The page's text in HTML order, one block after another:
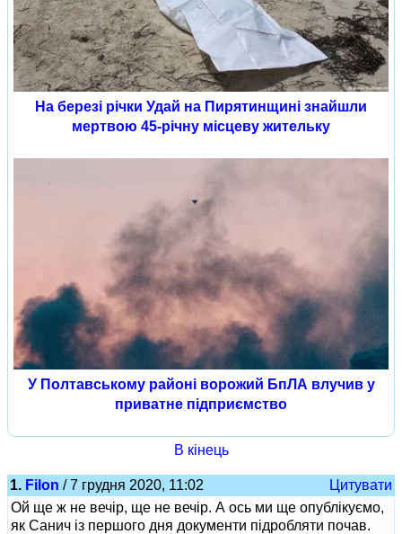
На березі річки Удай на Пирятинщині знайшли
мертвою 45-річну місцеву жительку
У Полтавському районі ворожий БпЛА влучив у
приватне підприємство
В кінець
1. Filon / 7 грудня 2020, 11:02
Цитувати
Ой ще ж не вечір, ще не вечір. А ось ми ще опублікуємо,
як Санич із першого дня документи підробляти почав.